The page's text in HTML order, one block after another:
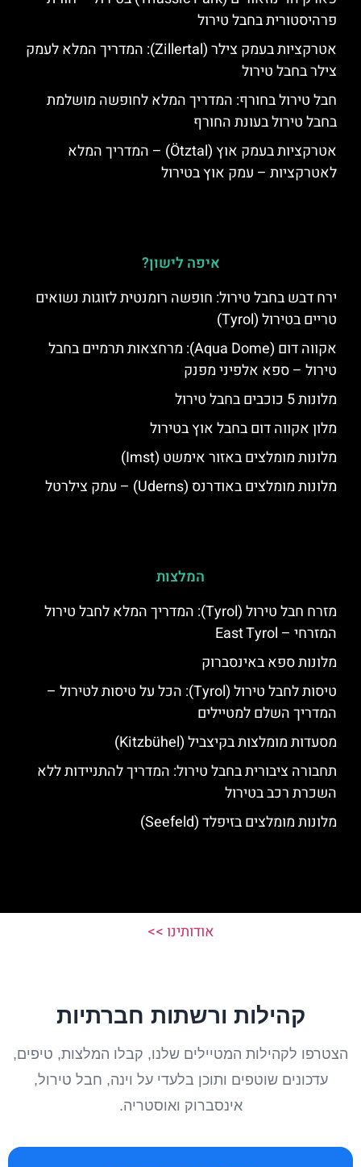
פרהיסטורית בחבל טירול
אטרקציות בעמק צילר (Zillertal): המדריך המלא לעמק
צילר בחבל טירול
חבל טירול בחורף: המדריך המלא לחופשה מושלמת
בחבל טירול בעונת החורף
אטרקציות בעמק אוץ (Ötztal) – המדריך המלא
לאטרקציות – עמק אוץ בטירול
איפה לישון?
ירח דבש בחבל טירול: חופשה רומנטית לזוגות נשואים
טריים בטירול (Tyrol)
אקווה דום (Aqua Dome): מרחצאות תרמיים בחבל
טירול – ספא אלפיני מפנק
מלונות 5 כוכבים בחבל טירול
מלון אקווה דום בחבל אוץ בטירול
מלונות מומלצים באזור אימשט (Imst)
מלונות מומלצים באודרנס (Uderns) – עמק צילרטל
המלצות
מזרח חבל טירול (Tyrol): המדריך המלא לחבל טירול
המזרחי – East Tyrol
מלונות ספא באינסברוק
טיסות לחבל טירול (Tyrol): הכל על טיסות לטירול –
המדריך השלם למטיילים
מסעדות מומלצות בקיצביל (Kitzbühel)
תחבורה ציבורית בחבל טירול: המדריך להתניידות ללא
השכרת רכב בטירול
מלונות מומלצים בזיפלד (Seefeld)
אודותינו >>
קהילות ורשתות חברתיות
הצטרפו לקהילות המטיילים שלנו, קבלו המלצות, טיפים,
עדכונים שוטפים ותוכן בלעדי על וינה, חבל טירול,
אינסברוק ואוסטריה.